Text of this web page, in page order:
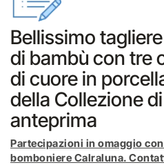
Bellissimo
di bambù con tre
di cuore in
della Collezione
anteprima
Partecipazioni in omaggio
bomboniere Calraluna.